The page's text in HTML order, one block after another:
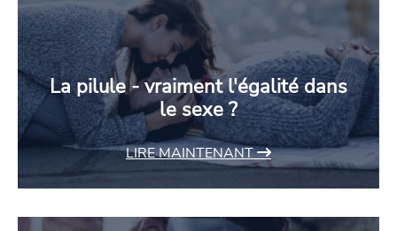
La pilule - vraiment l'égalité dans
le sexe ?
LIRE MAINTENANT